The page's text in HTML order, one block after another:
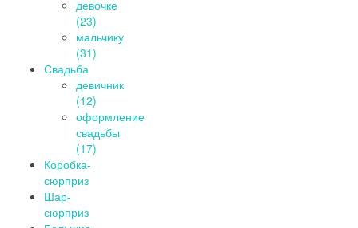
девочке
(23)
мальчику
(31)
Свадьба
девичник
(12)
оформление
свадьбы
(17)
Коробка-
сюрприз
Шар-
сюрприз